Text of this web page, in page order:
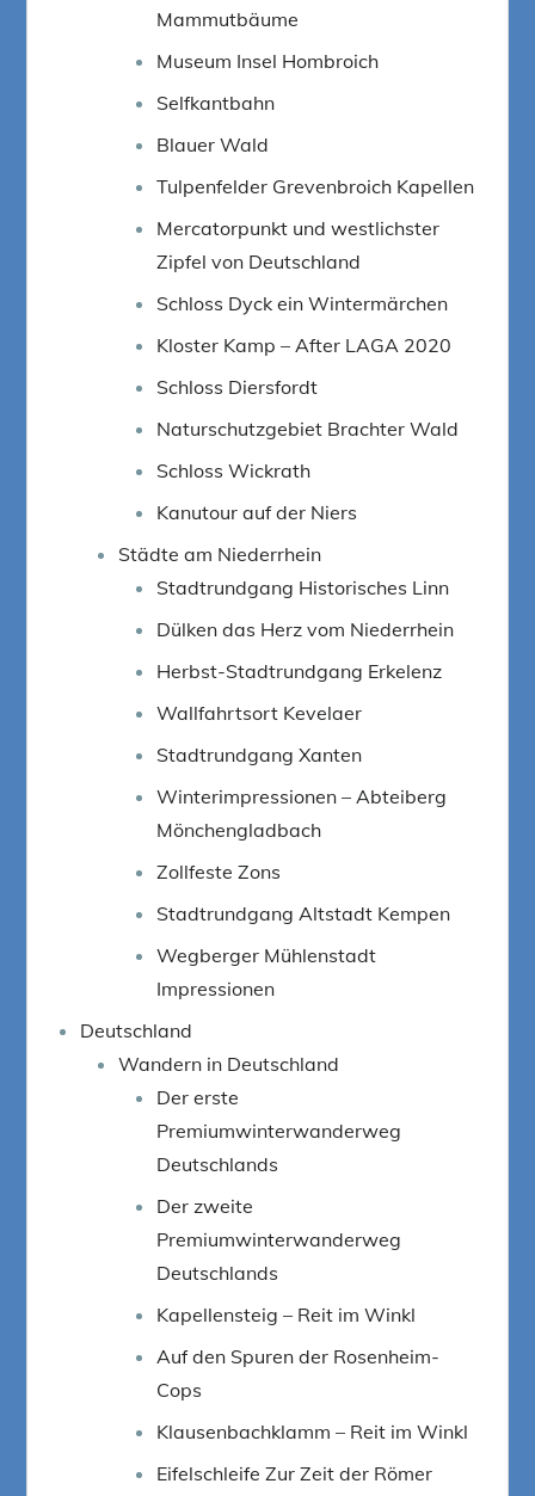
Mammutbäume
Museum Insel Hombroich
Selfkantbahn
Blauer Wald
Tulpenfelder Grevenbroich Kapellen
Mercatorpunkt und westlichster
Zipfel von Deutschland
Schloss Dyck ein Wintermärchen
Kloster Kamp – After LAGA 2020
Schloss Diersfordt
Naturschutzgebiet Brachter Wald
Schloss Wickrath
Kanutour auf der Niers
Städte am Niederrhein
Stadtrundgang Historisches Linn
Dülken das Herz vom Niederrhein
Herbst-Stadtrundgang Erkelenz
Wallfahrtsort Kevelaer
Stadtrundgang Xanten
Winterimpressionen – Abteiberg
Mönchengladbach
Zollfeste Zons
Stadtrundgang Altstadt Kempen
Wegberger Mühlenstadt
Impressionen
Deutschland
Wandern in Deutschland
Der erste
Premiumwinterwanderweg
Deutschlands
Der zweite
Premiumwinterwanderweg
Deutschlands
Kapellensteig – Reit im Winkl
Auf den Spuren der Rosenheim-
Cops
Klausenbachklamm – Reit im Winkl
Eifelschleife Zur Zeit der Römer